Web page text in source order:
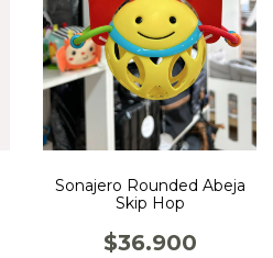
Sonajero Rounded Abeja
Skip Hop
$36.900